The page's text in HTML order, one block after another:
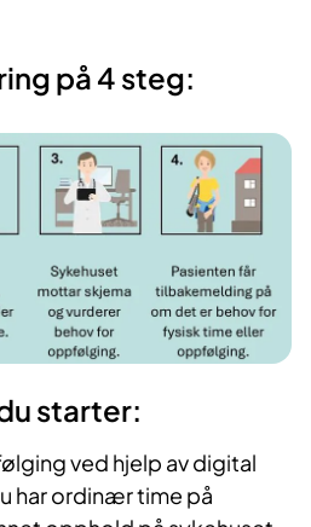
på 4 steg:
starter:
ved hjelp av digital
har ordinær time på